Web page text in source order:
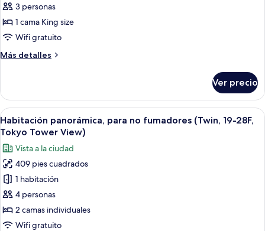
panorámica,
para
no
(PanoramicKing,20-
View)
3 personas
1 cama King size
Wifi gratuito
Más detalles
Más
panorámica,
para
no
fumadores
(PanoramicKing,20-
27F,Tokyo
Tower
View)
Ver precio
Abrir
todas
las
fotos
de
Habitación
panorámica,
para
no
Habitación de hotel moderna con
19
Habitación panorámica, para no fumadores (Twin, 19-28F,
Tokyo Tower View)
Vista a la ciudad
409 pies cuadrados
1 habitación
4 personas
2 camas individuales
Wifi gratuito